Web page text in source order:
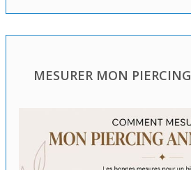
MESURER MON PIERCING